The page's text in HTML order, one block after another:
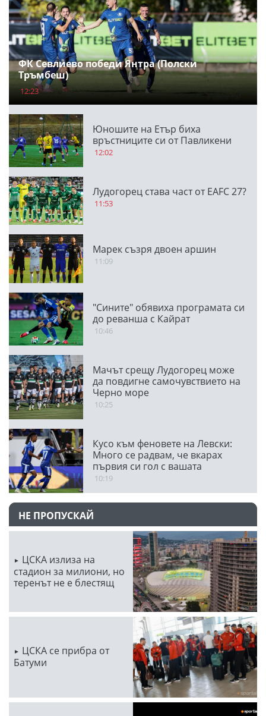
ФК Севлиево победи Янтра (Полски
Тръмбеш)
12:23
Юношите на Етър биха
връстниците си от Павликени
12:02
Лудогорец става част от EAFC 27?
11:53
Марек съзря двоен аршин
11:09
"Сините" обявиха програмата си
до реванша с Кайрат
10:46
Мачът срещу Лудогорец може
да повдигне самочувствието на
Черно море
10:25
Кусо към феновете на Левски:
Много се радвам, че вкарах
първия си гол с вашата
подкрепа
10:19
НЕ ПРОПУСКАЙ
ЦСКА излиза на
стадион за милиони, но
теренът не е блестящ
ЦСКА се прибра от
Батуми